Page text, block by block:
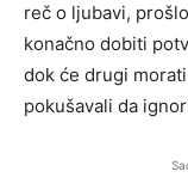
reč o ljubavi,
konačno dobiti
dok će drugi
pokušavali da